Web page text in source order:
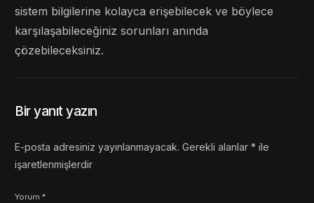
sistem bilgilerine kolayca erişebilecek ve böylece
karşılaşabileceğiniz sorunları anında
çözebileceksiniz.
Bir yanıt yazın
E-posta adresiniz yayınlanmayacak. Gerekli alanlar* ile
işaretlenmişlerdir
Yorum*